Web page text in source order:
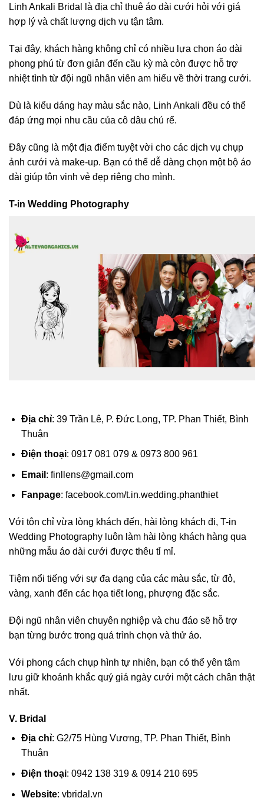
Linh Ankali Bridal là địa chỉ thuê áo dài cưới hỏi với giá
hợp lý và chất lượng dịch vụ tận tâm.
Tại đây, khách hàng không chỉ có nhiều lựa chọn áo dài
phong phú từ đơn giản đến cầu kỳ mà còn được hỗ trợ
nhiệt tình từ đội ngũ nhân viên am hiểu về thời trang cưới.
Dù là kiểu dáng hay màu sắc nào, Linh Ankali đều có thể
đáp ứng mọi nhu cầu của cô dâu chú rể.
Đây cũng là một địa điểm tuyệt vời cho các dịch vụ chụp
ảnh cưới và make-up. Bạn có thể dễ dàng chọn một bộ áo
dài giúp tôn vinh vẻ đẹp riêng cho mình.
T-in Wedding Photography
Địa chỉ: 39 Trần Lê, P. Đức Long, TP. Phan Thiết, Bình
Thuận
Điện thoại: 0917 081 079 & 0973 800 961
Email : finllens@gmail.com
Fanpage: facebook.com/t.in.wedding.phanthiet
Với tôn chỉ vừa lòng khách đến, hài lòng khách đi, T-in
Wedding Photography luôn làm hài lòng khách hàng qua
những mẫu áo dài cưới được thêu tỉ mỉ.
Tiệm nổi tiếng với sự đa dạng của các màu sắc, từ đỏ,
vàng, xanh đến các họa tiết long, phượng đặc sắc.
Đội ngũ nhân viên chuyên nghiệp và chu đáo sẽ hỗ trợ
bạn từng bước trong quá trình chọn và thử áo.
Với phong cách chụp hình tự nhiên, bạn có thể yên tâm
lưu giữ khoảnh khắc quý giá ngày cưới một cách chân thật
nhất.
V. Bridal
Địa chỉ: G2/75 Hùng Vương, TP. Phan Thiết, Bình
Thuận
Điện thoại: 0942 138 319 & 0914 210 695
Website: vbridal.vn